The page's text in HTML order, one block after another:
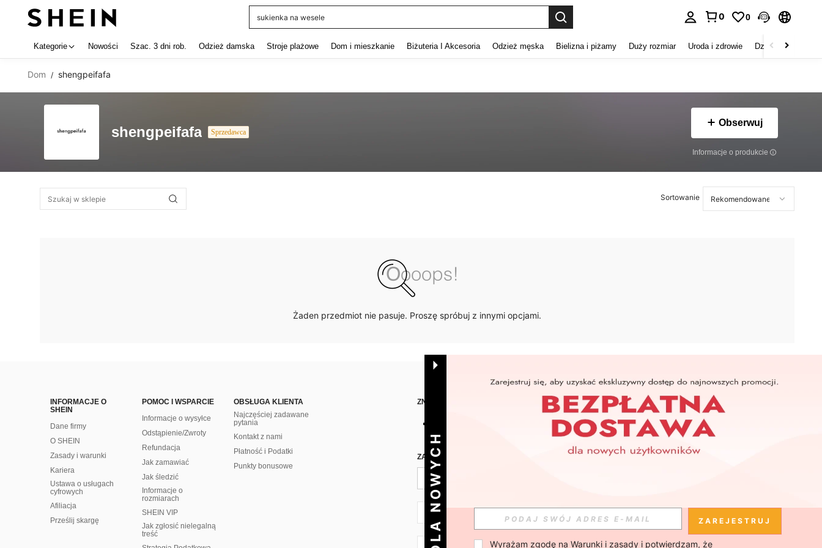
sukienka na wesele
0 0
Kategorie Nowości Szac. 3 dni rob. Odzież damska Stroje plażowe Dom i mieszkanie Biżuteria I Akcesoria Odzież męska Bielizna i piżamy Duży rozmiar Uroda i zdrowie Dzieci
Dom / shengpeifafa
shengpeifafa Sprzedawca
Obserwuj
Informacje o produkcie
Sortowanie
Żaden przedmiot nie pasuje. Proszę spróbuj z innymi opcjami.
INFORMACJE O
SHEIN
Dane firmy
O SHEIN
Zasady i warunki
Kariera
Ustawa o usługach
cyfrowych
Afiliacja
Prześlij skargę
POMOC I WSPARCIE
Informacje o wysyłce
Odstąpienie/Zwroty
Refundacja
Jak zamawiać
Jak śledzić
Informacje o
rozmiarach
SHEIN VIP
Jak zgłosić nielegalną
treść
OBSŁUGA KLIENTA
Najczęściej zadawane
pytania
Kontakt z nami
Płatność i Podatki
Punkty bonusowe
ZNAJDŹ NAS NA APLIKACJA
ZAPISZ SIĘ PO CODZIENNĄ DAWKĘ SHEIN
PL + 48
DLA NOWYCH ZAREJESTRUJ
Wyrażam zgodę na Warunki i zasady i potwierdzam, że